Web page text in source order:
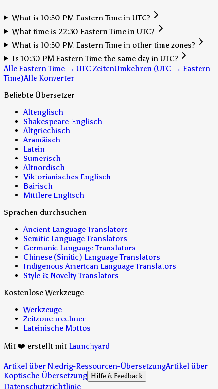
What is 10:30 PM Eastern Time in UTC?
What time is 22:30 Eastern Time in UTC?
What is 10:30 PM Eastern Time in other time zones?
Is 10:30 PM Eastern Time the same day in UTC?
Alle Eastern Time → UTC ZeitenUmkehren (UTC → Eastern
Time)Alle Konverter
Beliebte Übersetzer
Altenglisch
Shakespeare-Englisch
Altgriechisch
Aramäisch
Latein
Sumerisch
Altnordisch
Viktorianisches Englisch
Bairisch
Mittlere Englisch
Sprachen durchsuchen
Ancient Language Translators
Semitic Language Translators
Germanic Language Translators
Chinese (Sinitic) Language Translators
Indigenous American Language Translators
Style & Novelty Translators
Kostenlose Werkzeuge
Werkzeuge
Zeitzonenrechner
Lateinische Mottos
Mit ❤️ erstellt mit Launchyard
Artikel über Niedrig-Ressourcen-ÜbersetzungArtikel über
Koptische Übersetzung Hilfe & Feedback
Datenschutzrichtlinie